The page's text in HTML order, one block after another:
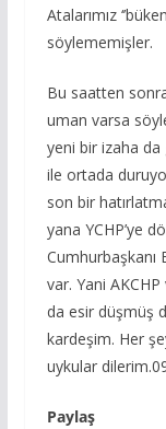
Atalarımız
söylememişler.
Bu saatten
uman varsa
yeni bir izaha da
ile ortada
son bir
yana YCHP’ye
Cumhurbaşkanı
var. Yani AKCHP
da esir düşmüş
kardeşim. Her
uykular
Paylaş